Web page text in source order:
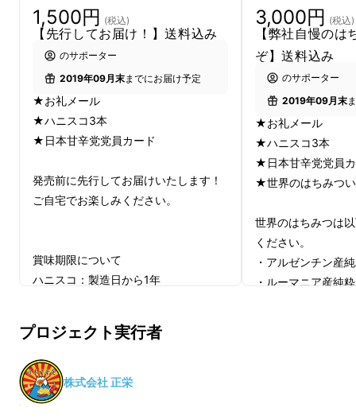
はちみつといえばトーストやヨーグルト…など
のイメージが一般的です。
ないか、私たちで新しい商品を提供できないか
試行錯誤の結果今回開発した商品がこちらにな
1,500円 (税込)
【先行してお届け！】送料込み
のサポーター
2019年09月末までにお届け予定
★お礼メール
★ハニスコ3本
★日本甘辛党党員カード
発売前に先行してお届けいたします！
ご自宅でお楽しみください。
賞味期限について
ハニスコ：製造日から1年
3,000円 (税込)
【弊社自慢のは
ぞ】送料込み
のサポーター
2019年09月末
★お礼メール
★ハニスコ3本
★日本甘辛党党員
★世界のはちみつ
世界のはちみつは
ください。
・アルゼンチン産
・ルーマニア産純
プロジェクト実行者
株式会社 正栄